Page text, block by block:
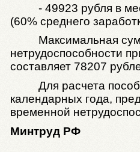
- 49923 рубля в
(60% среднего
Максимальная
нетрудоспособности
составляет 78207
Для расчета
календарных года,
временной
Минтруд РФ